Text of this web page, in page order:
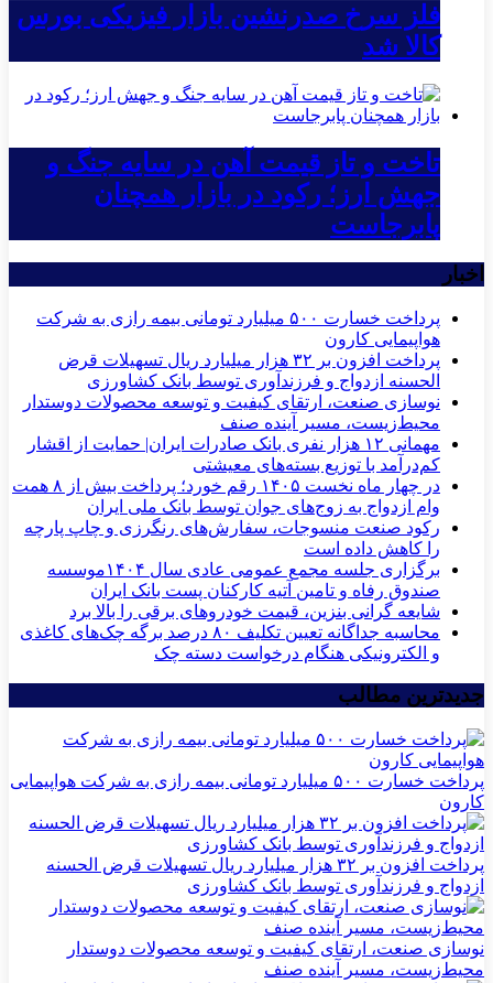
فلز سرخ صدرنشین بازار فیزیکی بورس
کالا شد
تاخت و تاز قیمت آهن در سایه جنگ و
جهش ارز؛ رکود در بازار همچنان
پابرجاست
اخبار
پرداخت خسارت ۵۰۰ میلیارد تومانی بیمه رازی به شرکت
هواپیمایی کارون
پرداخت افزون بر ۳۲ هزار میلیارد ریال تسهیلات قرض
الحسنه ازدواج و فرزندآوری توسط بانک کشاورزی
نوسازی صنعت، ارتقای کیفیت و توسعه محصولات دوستدار
محیط‌زیست، مسیر آینده صنف
مهمانی ۱۲ هزار نفری بانک صادرات ایران| حمایت از اقشار
کم‌درآمد با توزیع بسته‌های معیشتی
در چهار ماه نخست ۱۴۰۵ رقم خورد؛ پرداخت بیش از ۸ همت
وام ازدواج به زوج‌های جوان توسط بانک ملی ایران
رکود صنعت منسوجات، سفارش‌های رنگرزی و چاپ پارچه
را کاهش داده است
برگزاری جلسه مجمع عمومی عادی سال ۱۴۰۴موسسه
صندوق رفاه و تامین آتیه کارکنان پست بانک ایران
شایعه گرانی بنزین، قیمت خودروهای برقی را بالا برد
محاسبه جداگانه تعیین تکلیف ۸۰ درصد برگه چک‌های کاغذی
و الکترونیکی هنگام درخواست دسته چک
جدیدترین مطالب
پرداخت خسارت ۵۰۰ میلیارد تومانی بیمه رازی به شرکت هواپیمایی
کارون
پرداخت افزون بر ۳۲ هزار میلیارد ریال تسهیلات قرض الحسنه
ازدواج و فرزندآوری توسط بانک کشاورزی
نوسازی صنعت، ارتقای کیفیت و توسعه محصولات دوستدار
محیط‌زیست، مسیر آینده صنف